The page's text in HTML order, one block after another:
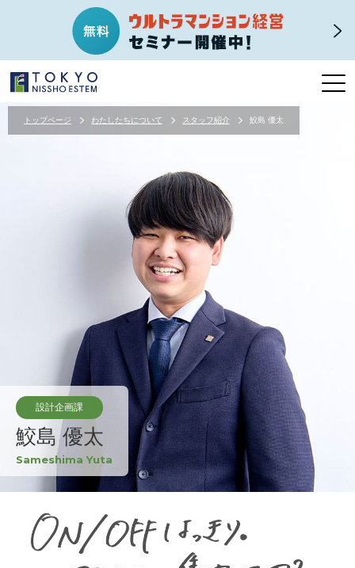
トップページ わたしたちについて スタッフ紹介 鮫島 優太
設計企画課
鮫島 優太
Sameshima Yuta